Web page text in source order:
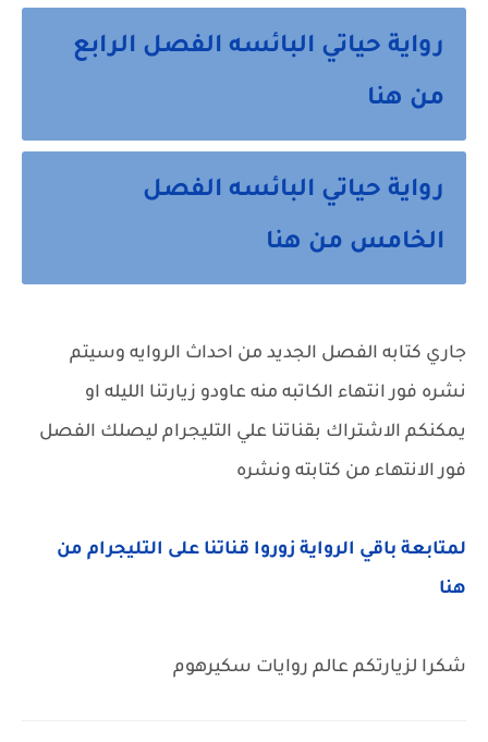
رواية حياتي البائسه الفصل الرابع
من هنا
رواية حياتي البائسه الفصل
الخامس من هنا
جاري كتابه الفصل الجديد من احداث الروايه وسيتم
نشره فور انتهاء الكاتبه منه عاودو زيارتنا الليله او
يمكنكم الاشتراك بقناتنا علي التليجرام ليصلك الفصل
فور الانتهاء من كتابته ونشره
لمتابعة باقي الرواية زوروا قناتنا على التليجرام من
هنا
شكرا لزيارتكم عالم روايات سكيرهوم